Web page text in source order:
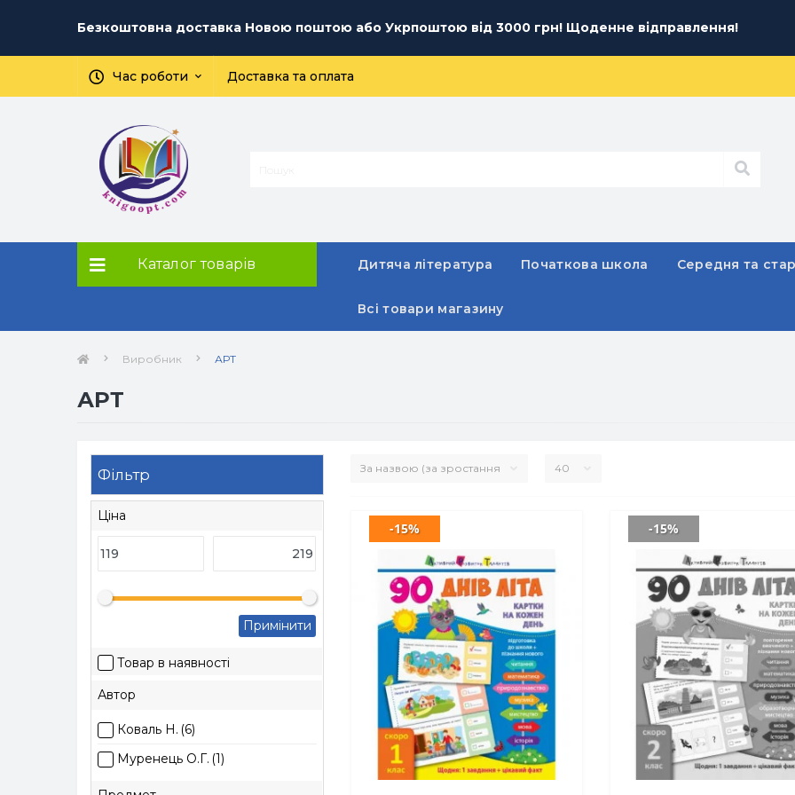
Безкоштовна доставка Новою поштою або Укрпоштою від 3000 грн! Щоденне відправлення!
Час роботи Доставка та оплата
Каталог товарів Дитяча література Початкова школа Середня та
Всі товари магазину
Виробник АРТ
АРТ
Фільтр
Ціна
Примінити
Товар в наявності
Автор
Коваль Н. (6)
Муренець О.Г. (1)
-15% -15%